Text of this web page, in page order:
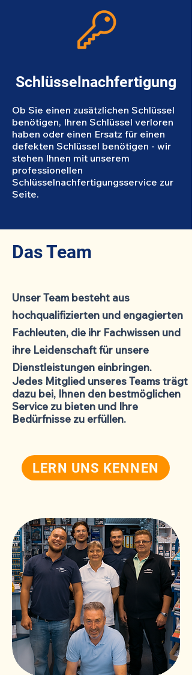
Schlüsselnachfertigung
Ob Sie einen zusätzlichen Schlüssel
benötigen, Ihren Schlüssel verloren
haben oder einen Ersatz für einen
defekten Schlüssel benötigen - wir
stehen Ihnen mit unserem
professionellen
Schlüsselnachfertigungsservice zur
Seite.
Das Team
Unser Team besteht aus
hochqualifizierten und engagierten
Fachleuten, die ihr Fachwissen und
ihre Leidenschaft für unsere
Dienstleistungen einbringen.
Jedes Mitglied unseres Teams trägt
dazu bei, Ihnen den bestmöglichen
Service zu bieten und Ihre
Bedürfnisse zu erfüllen.
LERN UNS KENNEN